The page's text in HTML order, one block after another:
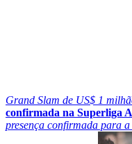
Grand Slam de US$ 1
confirmada na Superliga
presença confirmada para